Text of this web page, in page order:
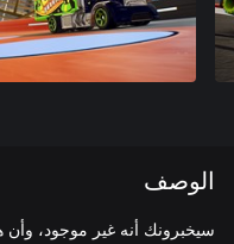
الوصف
سيخبرونك أنه غير موجود،